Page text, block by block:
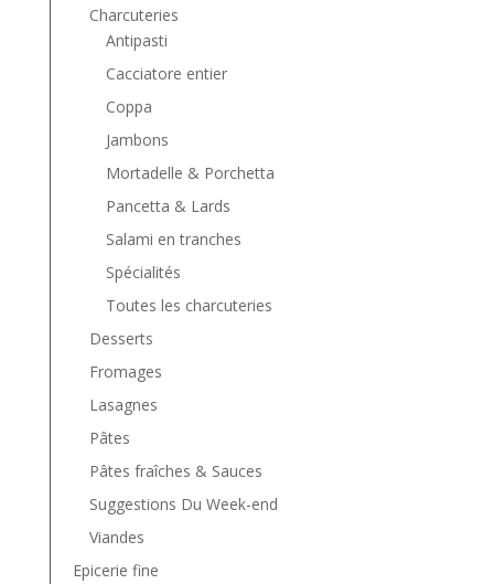
Charcuteries
Antipasti
Cacciatore entier
Coppa
Jambons
Mortadelle & Porchetta
Pancetta & Lards
Salami en tranches
Spécialités
Toutes les charcuteries
Desserts
Fromages
Lasagnes
Pâtes
Pâtes fraîches & Sauces
Suggestions Du Week-end
Viandes
Epicerie fine